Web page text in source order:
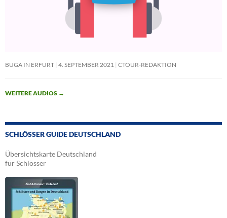
BUGA IN ERFURT 4. SEPTEMBER 2021 CTOUR-REDAKTION
WEITERE AUDIOS →
SCHLÖSSER GUIDE DEUTSCHLAND
Übersichtskarte Deutschland
für Schlösser